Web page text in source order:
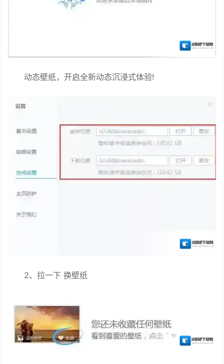
动态壁纸，开启全新动态沉浸式体验!
2、拉一下 换壁纸